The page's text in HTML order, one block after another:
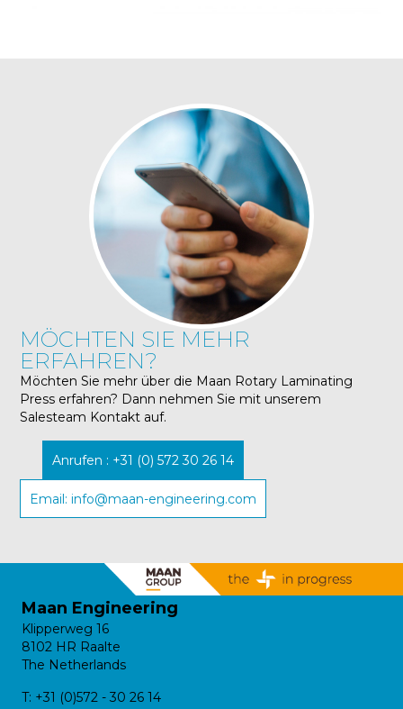
MÖCHTEN SIE MEHR
ERFAHREN?
Möchten Sie mehr über die Maan Rotary Laminating
Press erfahren? Dann nehmen Sie mit unserem
Salesteam Kontakt auf.
Anrufen : +31 (0) 572 30 26 14
Email: info@maan-engineering.com
Maan Engineering
Klipperweg 16
8102 HR Raalte
The Netherlands
T: +31 (0)572 - 30 26 14